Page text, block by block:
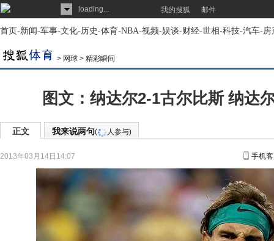
loading... 我的搜狐 邮件
首页-新闻-军事-文化-历史-体育-NBA-视频-娱谈-财经-世相-科技-汽车-房
> 网球 > 精彩瞬间
图文：纳达尔2-1古尔比斯 纳达
正文 我来说两句( 人参与)
2013年03月14日14:07 手机